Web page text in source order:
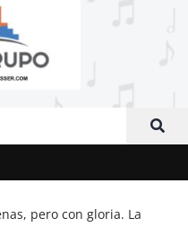
pero con gloria. La